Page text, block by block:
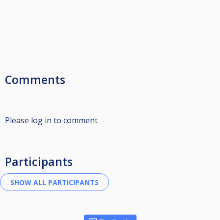
Comments
Please log in to comment
Participants